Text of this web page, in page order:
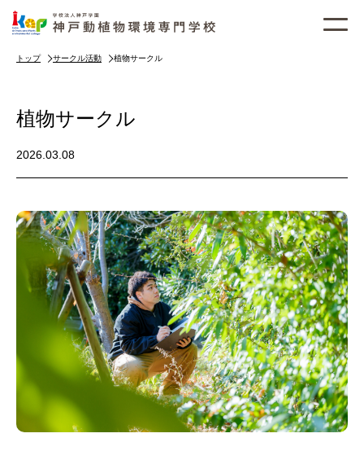
トップ サークル活動 植物サークル
植物サークル
2026.03.08